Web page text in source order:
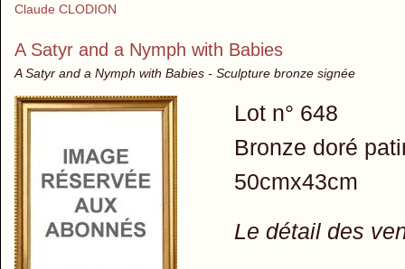
Claude CLODION
A Satyr and a Nymph with Babies
A Satyr and a Nymph with Babies - Sculpture bronze signée
Lot n° 648
Bronze doré
50cmx43cm
Le détail des